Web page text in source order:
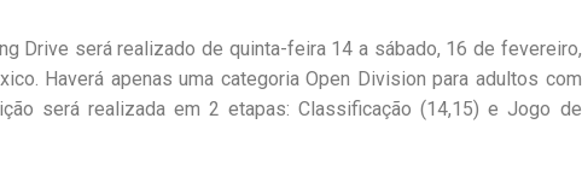
Drive será realizado de quinta-feira 14 a sábado, 16 de fevereiro,
Haverá apenas uma categoria Open Division para adultos com
será realizada em 2 etapas: Classificação (14,15) e Jogo de